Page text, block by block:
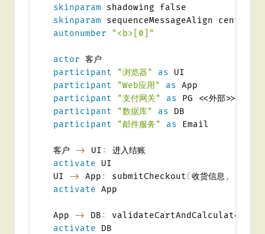
skinparam
skinparam
autonumber
"<b>[0]"
actor
participant
"浏览器" as
participant
"Web应用" as
participant
"支付网关" as
participant
"数据库" as
participant
"邮件服务" as Email
客户 -> UI :
activate UI
UI -> App : submitCheckout(收货信息 ,
activate App
App -> DB :
activate DB